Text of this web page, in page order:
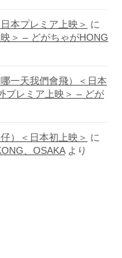
本プレミア上映＞ に
＞ – どがちゃがHONG
一天我們會飛）＜日本
プレミア上映＞ – どが
）＜日本初上映＞ に
、OSAKAより